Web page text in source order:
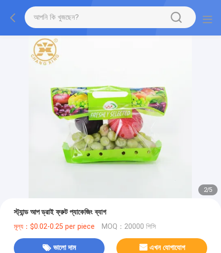
2/5
স্ট্যান্ড আপ ড্রাই ফ্রুট প্যাকেজিং ব্যাগ
মূল্য：$0.02-0.25 per piece MOQ：20000 পিসি
ভালো দাম এখন যোগাযোগ